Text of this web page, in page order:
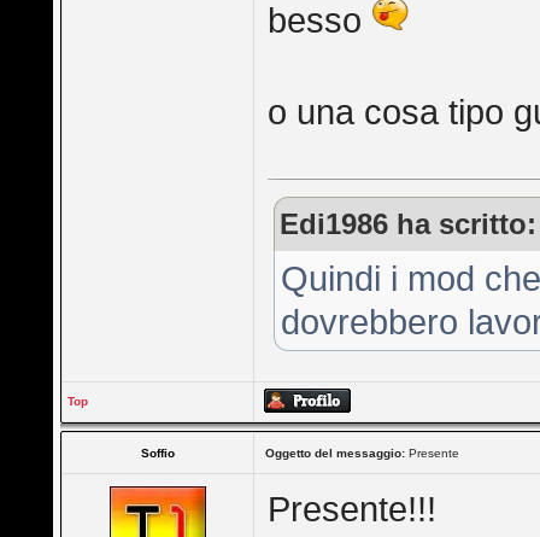
besso
o una cosa tipo
Edi1986 ha scritto:
Quindi i mod
dovrebbero
Top
Soffio Oggetto del messaggio: Presente
Presente!!!